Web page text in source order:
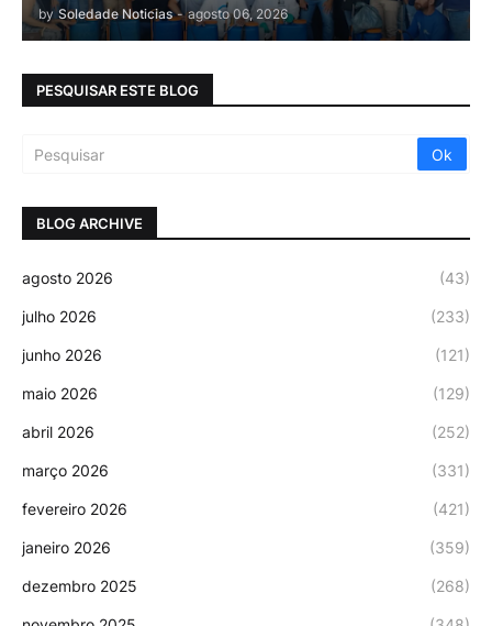
by Soledade Noticias - agosto 06, 2026
PESQUISAR ESTE BLOG
BLOG ARCHIVE
agosto 2026 (43)
julho 2026 (233)
junho 2026 (121)
maio 2026 (129)
abril 2026 (252)
março 2026 (331)
fevereiro 2026 (421)
janeiro 2026 (359)
dezembro 2025 (268)